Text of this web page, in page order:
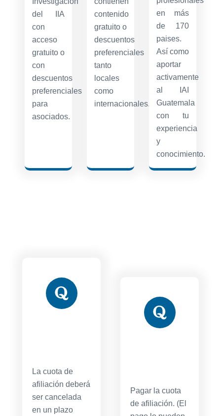
del IIA
con
acceso
gratuito o
con
descuentos
preferenciales
para
asociados.
contenido
gratuito o
descuentos
preferenciales
tanto
locales
como
internacionales.
en más
de 170
paises.
Así como
aportar
activamente
al IAI
Guatemala
con tu
experiencia
y
conocimiento.
La cuota de
afiliación deberá
ser cancelada
en un plazo
Pagar la cuota
de afiliación. (El